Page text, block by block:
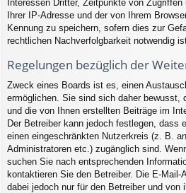
Interessen Dritter, Zeitpunkte von
Ihrer IP-Adresse und der von Ihrem
Kennung zu speichern, sofern dies zur
rechtlichen Nachverfolgbarkeit notwendig
Regelungen bezüglich der
Zweck eines Boards ist es, einen
ermöglichen. Sie sind sich daher bewusst,
und die von Ihnen erstellten Beiträge im
Der Betreiber kann jedoch festlegen, dass
einen eingeschränkten Nutzerkreis (z. B.
Administratoren etc.) zugänglich sind.
suchen Sie nach entsprechenden
kontaktieren Sie den Betreiber. Die E-
dabei jedoch nur für den Betreiber und von